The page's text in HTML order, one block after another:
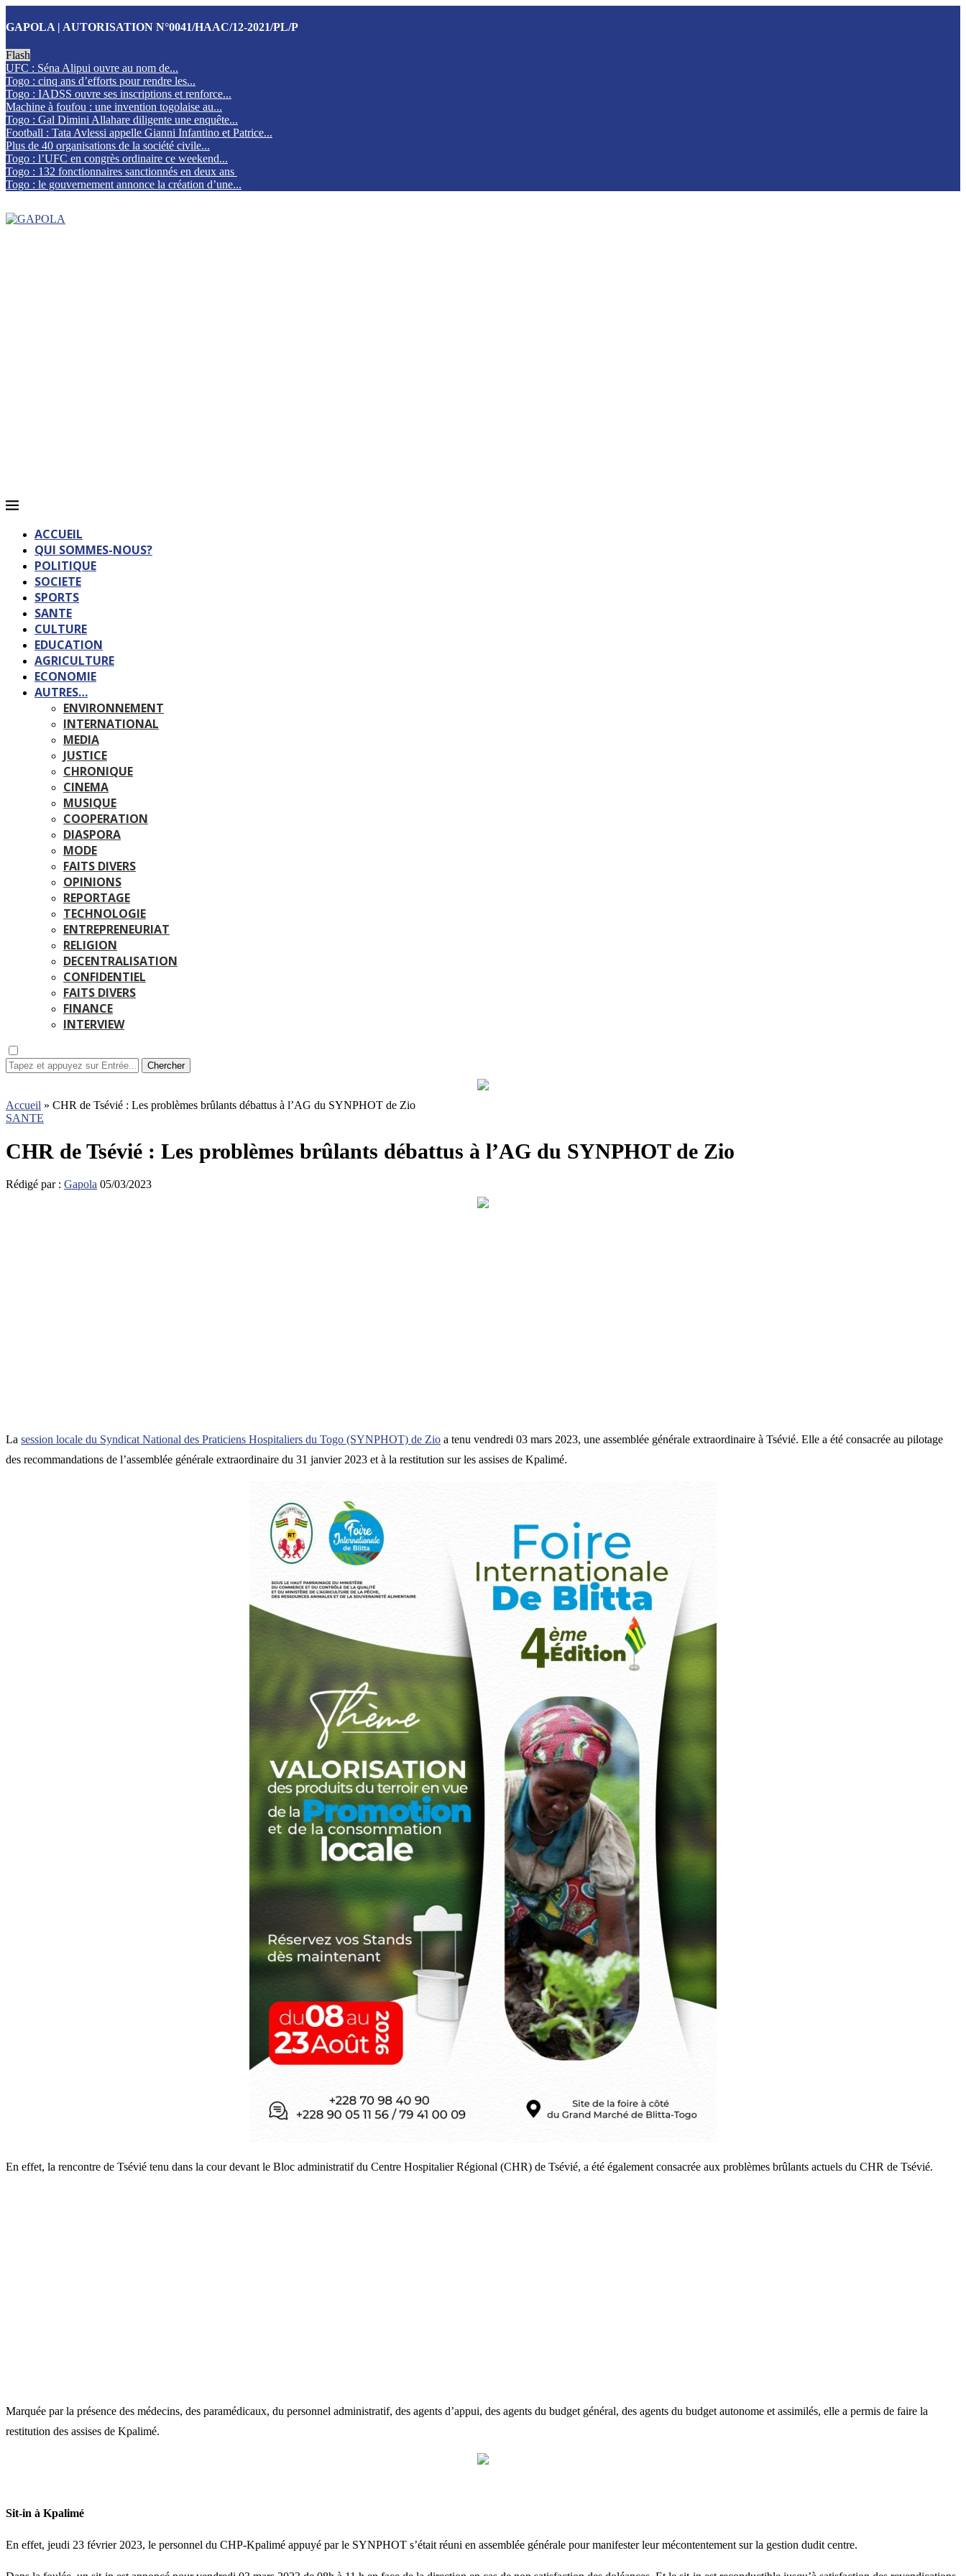
GAPOLA | AUTORISATION N°0041/HAAC/12-2021/PL/P
Flash
UFC : Séna Alipui ouvre au nom de...
Togo : cinq ans d’efforts pour rendre les...
Togo : IADSS ouvre ses inscriptions et renforce...
Machine à foufou : une invention togolaise au...
Togo : Gal Dimini Allahare diligente une enquête...
Football : Tata Avlessi appelle Gianni Infantino et Patrice...
Plus de 40 organisations de la société civile...
Togo : l’UFC en congrès ordinaire ce weekend...
Togo : 132 fonctionnaires sanctionnés en deux ans
Togo : le gouvernement annonce la création d’une...
ACCUEIL
QUI SOMMES-NOUS?
POLITIQUE
SOCIETE
SPORTS
SANTE
CULTURE
EDUCATION
AGRICULTURE
ECONOMIE
AUTRES…
ENVIRONNEMENT
INTERNATIONAL
MEDIA
JUSTICE
CHRONIQUE
CINEMA
MUSIQUE
COOPERATION
DIASPORA
MODE
FAITS DIVERS
OPINIONS
REPORTAGE
TECHNOLOGIE
ENTREPRENEURIAT
RELIGION
DECENTRALISATION
CONFIDENTIEL
FAITS DIVERS
FINANCE
INTERVIEW
Chercher
Accueil » CHR de Tsévié : Les problèmes brûlants débattus à l’AG du SYNPHOT de Zio
SANTE
CHR de Tsévié : Les problèmes brûlants débattus à l’AG du SYNPHOT de Zio
Rédigé par : Gapola 05/03/2023
La session locale du Syndicat National des Praticiens Hospitaliers du Togo (SYNPHOT) de Zio a tenu vendredi 03 mars 2023, une assemblée générale extraordinaire à Tsévié. Elle a été consacrée au pilotage
des recommandations de l’assemblée générale extraordinaire du 31 janvier 2023 et à la restitution sur les assises de Kpalimé.
En effet, la rencontre de Tsévié tenu dans la cour devant le Bloc administratif du Centre Hospitalier Régional (CHR) de Tsévié, a été également consacrée aux problèmes brûlants actuels du CHR de Tsévié.
Marquée par la présence des médecins, des paramédicaux, du personnel administratif, des agents d’appui, des agents du budget général, des agents du budget autonome et assimilés, elle a permis de faire la
restitution des assises de Kpalimé.
Sit-in à Kpalimé
En effet, jeudi 23 février 2023, le personnel du CHP-Kpalimé appuyé par le SYNPHOT s’était réuni en assemblée générale pour manifester leur mécontentement sur la gestion dudit centre.